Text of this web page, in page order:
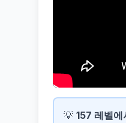
💡 157 레벨